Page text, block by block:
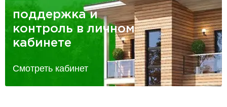
поддержка и
контроль в личном
кабинете
Смотреть кабинет